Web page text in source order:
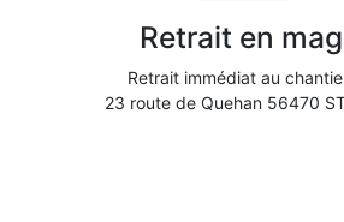
Retrait en
Retrait immédiat au
23 route de Quehan 56470